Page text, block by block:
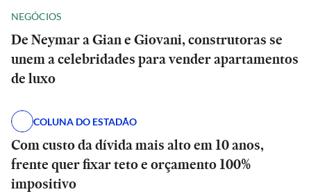
NEGÓCIOS
De Neymar a Gian e Giovani, construtoras se
unem a celebridades para vender apartamentos
de luxo
COLUNA DO ESTADÃO
Com custo da dívida mais alto em 10 anos,
frente quer fixar teto e orçamento 100%
impositivo